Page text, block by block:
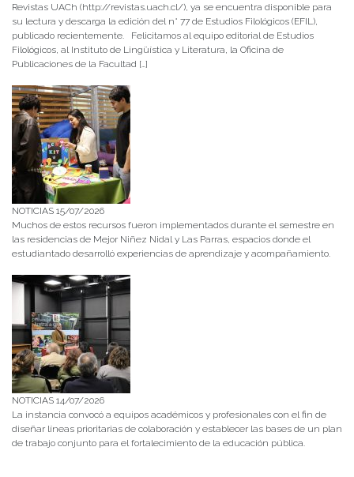
Revistas UACh (http://revistas.uach.cl/), ya se encuentra disponible para
su lectura y descarga la edición del n° 77 de Estudios Filológicos (EFIL),
publicado recientemente. Felicitamos al equipo editorial de Estudios
Filológicos, al Instituto de Lingüística y Literatura, la Oficina de
Publicaciones de la Facultad […]
NOTICIAS 15/07/2026
Muchos de estos recursos fueron implementados durante el semestre en
las residencias de Mejor Niñez Nidal y Las Parras, espacios donde el
estudiantado desarrolló experiencias de aprendizaje y acompañamiento.
NOTICIAS 14/07/2026
La instancia convocó a equipos académicos y profesionales con el fin de
diseñar líneas prioritarias de colaboración y establecer las bases de un plan
de trabajo conjunto para el fortalecimiento de la educación pública.